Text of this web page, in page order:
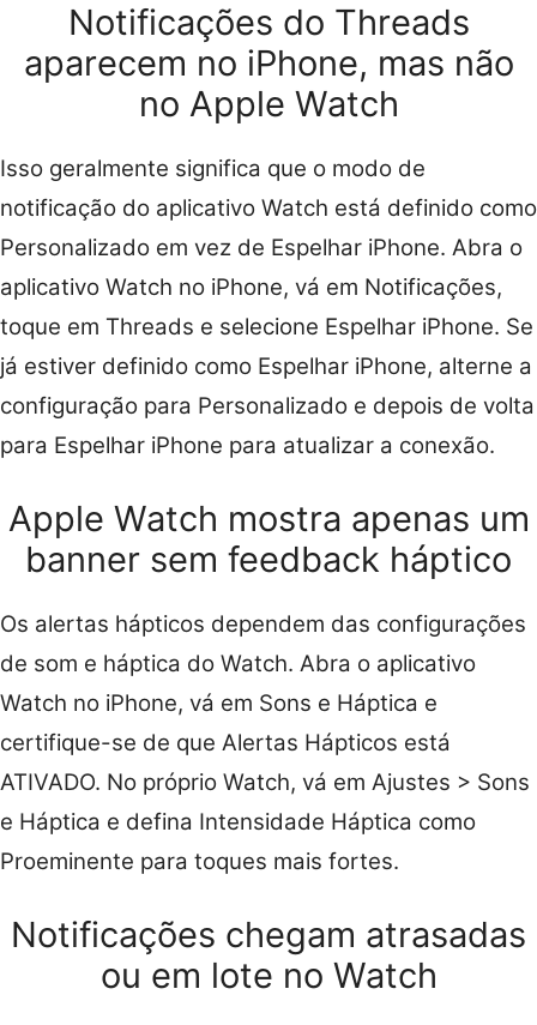
Notificações do Threads
aparecem no iPhone, mas não
no Apple Watch
Isso geralmente significa que o modo de
notificação do aplicativo Watch está definido como
Personalizado em vez de Espelhar iPhone. Abra o
aplicativo Watch no iPhone, vá em Notificações,
toque em Threads e selecione Espelhar iPhone. Se
já estiver definido como Espelhar iPhone, alterne a
configuração para Personalizado e depois de volta
para Espelhar iPhone para atualizar a conexão.
Apple Watch mostra apenas um
banner sem feedback háptico
Os alertas hápticos dependem das configurações
de som e háptica do Watch. Abra o aplicativo
Watch no iPhone, vá em Sons e Háptica e
certifique-se de que Alertas Hápticos está
ATIVADO. No próprio Watch, vá em Ajustes > Sons
e Háptica e defina Intensidade Háptica como
Proeminente para toques mais fortes.
Notificações chegam atrasadas
ou em lote no Watch